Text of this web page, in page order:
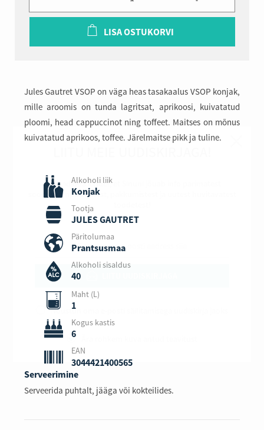
LISA OSTUKORVI
Jules Gautret VSOP on väga heas tasakaalus VSOP konjak,
mille aroomis on tunda lagritsat, aprikoosi, kuivatatud
ploomi, head cappuccinot ning toffeet. Maitses on mõnus
kuivatatud aprikoos, toffee. Järelmaitse pikk ja tuline.
Alkoholi liik
Konjak
Tootja
JULES GAUTRET
Päritolumaa
Prantsusmaa
Alkoholi sisaldus
40
Maht (L)
1
Kogus kastis
6
EAN
3044421400565
Serveerimine
Serveerida puhtalt, jääga või kokteilides.
Nii saad olla kindel, et Sinuni jõuab info parimatest
sooduskampaaniatest, pakkumistest ja uutest huvitavatest
Nõustun oma e-posti säilitamisega uudiskirja jaoks